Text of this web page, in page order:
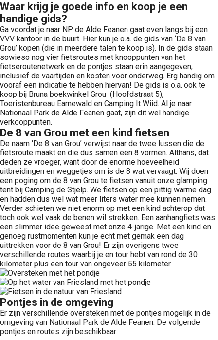
Waar krijg je goede info en koop je een
handige gids?
Ga voordat je naar NP de Alde Feanen gaat even langs bij een
VVV kantoor in de buurt. Hier kun je o.a. de gids van ‘De 8 van
Grou’ kopen (die in meerdere talen te koop is). In de gids staan
sowieso nog vier fietsroutes met knooppunten van het
fietseroutenetwerk en de pontjes staan erin aangegeven,
inclusief de vaartijden en kosten voor onderweg. Erg handig om
vooraf een indicatie te hebben hiervan! De gids is o.a. ook te
koop bij Bruna boekwinkel Grou (Hoofdstraat 5),
Toeristenbureau Earnewald en Camping It Wiid. Al je naar
Nationaal Park de Alde Feanen gaat, zijn dit wel handige
verkooppunten.
De 8 van Grou met een kind fietsen
De naam ‘De 8 van Grou’ verwijst naar de twee lussen die de
fietsroute maakt en die dus samen een 8 vormen. Althans, dat
deden ze vroeger, want door de enorme hoeveelheid
uitbreidingen en weggetjes om is de 8 wat vervaagt. Wij doen
een poging om de 8 van Grou te fietsen vanuit onze glamping
tent bij Camping de Stjelp. We fietsen op een pittig warme dag
en hadden dus wel wat meer liters water mee kunnen nemen.
Verder schieten we niet enorm op met een kind achterop dat
toch ook wel vaak de benen wil strekken. Een aanhangfiets was
een slimmer idee geweest met onze 4-jarige. Met een kind en
genoeg rustmomenten kun je echt met gemak een dag
uittrekken voor de 8 van Grou! Er zijn overigens twee
verschillende routes waarbij je en tour hebt van rond de 30
kilometer plus een tour van ongeveer 55 kilometer.
Pontjes in de omgeving
Er zijn verschillende oversteken met de pontjes mogelijk in de
omgeving van Nationaal Park de Alde Feanen. De volgende
pontjes en routes zijn beschikbaar: